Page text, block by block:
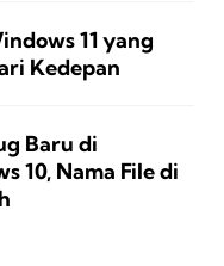
11 yang
Kedepan
Baru di
10, Nama File di